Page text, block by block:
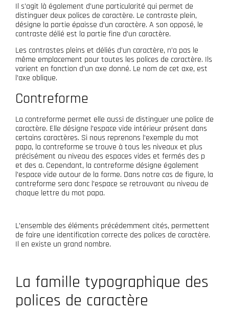
Il s’agit là également d’une particularité qui permet de
distinguer deux polices de caractère. Le contraste plein,
désigne la partie épaisse d’un caractère. A son opposé, le
contraste délié est la partie fine d’un caractère.
Les contrastes pleins et déliés d’un caractère, n’a pas le
même emplacement pour toutes les polices de caractère. Ils
varient en fonction d’un axe donné. Le nom de cet axe, est
l’axe oblique.
Contreforme
La contreforme permet elle aussi de distinguer une police de
caractère. Elle désigne l’espace vide intérieur présent dans
certains caractères. Si nous reprenons l’exemple du mot
papa, la contreforme se trouve à tous les niveaux et plus
précisément au niveau des espaces vides et fermés des p
et des a. Cependant, la contreforme désigne également
l’espace vide autour de la forme. Dans notre cas de figure, la
contreforme sera donc l’espace se retrouvant au niveau de
chaque lettre du mot papa.
L’ensemble des éléments précédemment cités, permettent
de faire une identification correcte des polices de caractère.
Il en existe un grand nombre.
La famille typographique des
polices de caractère